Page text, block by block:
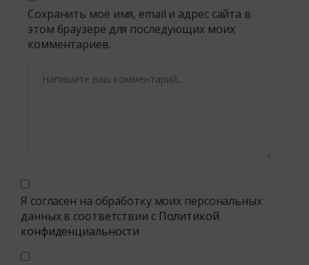
Сохранить моё имя, email и адрес сайта в
этом браузере для последующих моих
комментариев.
Я согласен на обработку моих персональных
данных в соответствии с Политикой
конфиденциальности